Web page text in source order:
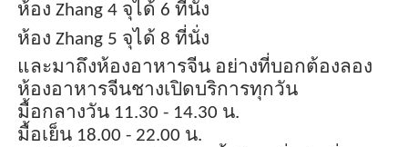
ห้อง Zhang 4 จุได้ 6 ที่นั่ง
ห้อง Zhang 5 จุได้ 8 ที่นั่ง
และมาถึงห้องอาหารจีน อย่างที่บอกต้องลอง
ห้องอาหารจีนชางเปิดบริการทุกวัน
มื้อกลางวัน 11.30 - 14.30 น.
มื้อเย็น 18.00 - 22.00 น.